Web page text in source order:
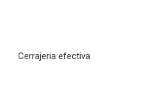
Cerrajeria efectiva